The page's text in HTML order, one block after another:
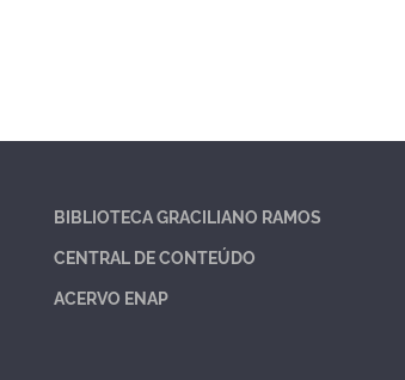
BIBLIOTECA GRACILIANO RAMOS
CENTRAL DE CONTEÚDO
ACERVO ENAP